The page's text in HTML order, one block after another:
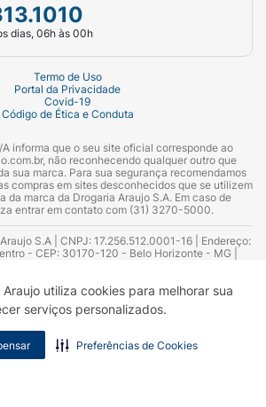
utiliza cookies para melhorar sua
serviços personalizados.
Preferências de Cookies
dias, 06h às 00h
Termo de Uso
Portal da Privacidade
Covid-19
Código de Ética e Conduta
informa que o seu site oficial corresponde ao
não reconhecendo qualquer outro que
sua marca. Para sua segurança recomendamos
compras em sites desconhecidos que se utilizem
da marca da Drogaria Araujo S.A. Em caso de
entrar em contato com (31) 3270-5000.
S.A | CNPJ: 17.256.512.0001-16 | Endereço:
- CEP: 30170-120 - Belo Horizonte - MG |
10.965 | Yasmin Silva Alvarenga – CRF 52.584 -
Aguiar Pinheiro - CRF Nº 13.748. Alvará
de Funcionamento da Empresa (AFE):